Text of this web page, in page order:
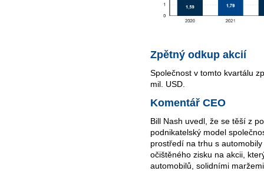
Zpětný odkup akcií
Společnost v tomto kvartálu
mil. USD.
Komentář CEO
Bill Nash uvedl, že se těší z
podnikatelský model
prostředí na trhu s
očištěného zisku na akcii,
automobilů, solidními